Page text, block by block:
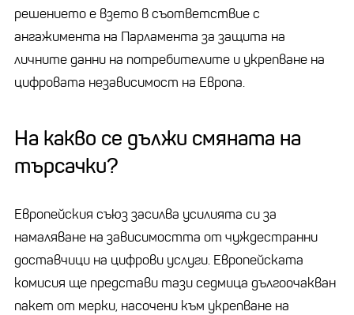
решението е взето в съответствие с
ангажимента на Парламента за защита на
личните данни на потребителите и укрепване на
цифровата независимост на Европа.
На какво се дължи смяната на
търсачки?
Европейския съюз засилва усилията си за
намаляване на зависимостта от чуждестранни
доставчици на цифрови услуги. Европейската
комисия ще представи тази седмица дългоочакван
пакет от мерки, насочени към укрепване на